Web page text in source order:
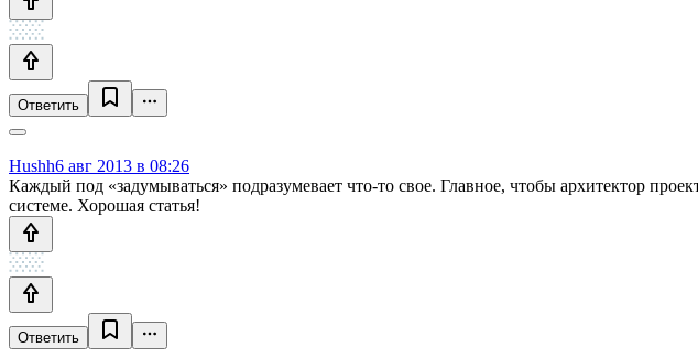
Ответить
Hushh6 авг 2013 в 08:26
Каждый под «задумываться» подразумевает что-то свое. Главное, чтобы архитектор
системе. Хорошая статья!
Ответить